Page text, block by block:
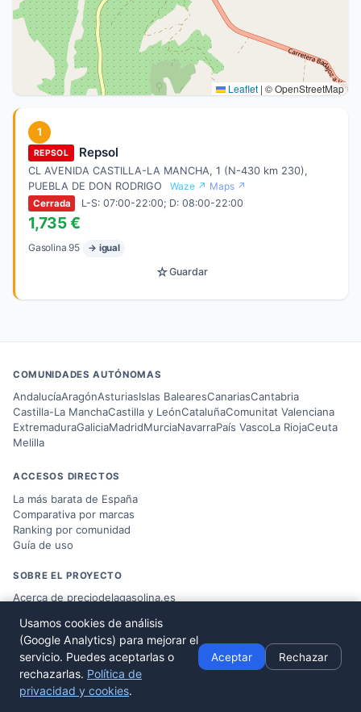
Leaflet | © OpenStreetMap
1
REPSOL Repsol
CL AVENIDA CASTILLA-LA MANCHA, 1 (N-430 km 230),
PUEBLA DE DON RODRIGO
Waze ↗ Maps ↗
Cerrada L-S: 07:00-22:00; D: 08:00-22:00
1,735 €
Gasolina 95 → igual
☆Guardar
COMUNIDADES AUTÓNOMAS
AndalucíaAragónAsturiasIslas BalearesCanariasCantabria
Castilla-La ManchaCastilla y LeónCataluñaComunitat Valenciana
ExtremaduraGaliciaMadridMurciaNavarraPaís VascoLa RiojaCeuta
Melilla
ACCESOS DIRECTOS
La más barata de España
Comparativa por marcas
Ranking por comunidad
Guía de uso
SOBRE EL PROYECTO
Acerca de preciodelagasolina.es
Datos del Ministerio MITERD
Desarrollado porVíctor Corbacho
© 2026 preciodelagasolina.es ·
Usamos cookies de análisis
(Google Analytics) para mejorar el
servicio. Puedes aceptarlas o
rechazarlas. Política de
privacidad y cookies.
Aceptar Rechazar